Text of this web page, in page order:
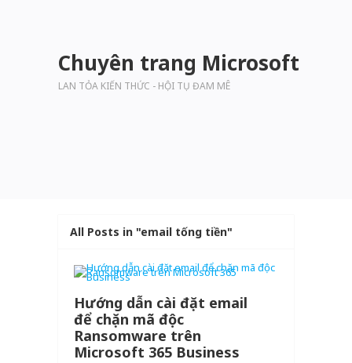
Chuyên trang Microsoft
LAN TỎA KIẾN THỨC - HỘI TỤ ĐAM MÊ
All Posts in "email tống tiền"
Hướng dẫn cài đặt email
để chặn mã độc
Ransomware trên
Microsoft 365 Business